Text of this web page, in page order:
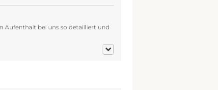
Aufenthalt bei uns so detailliert und